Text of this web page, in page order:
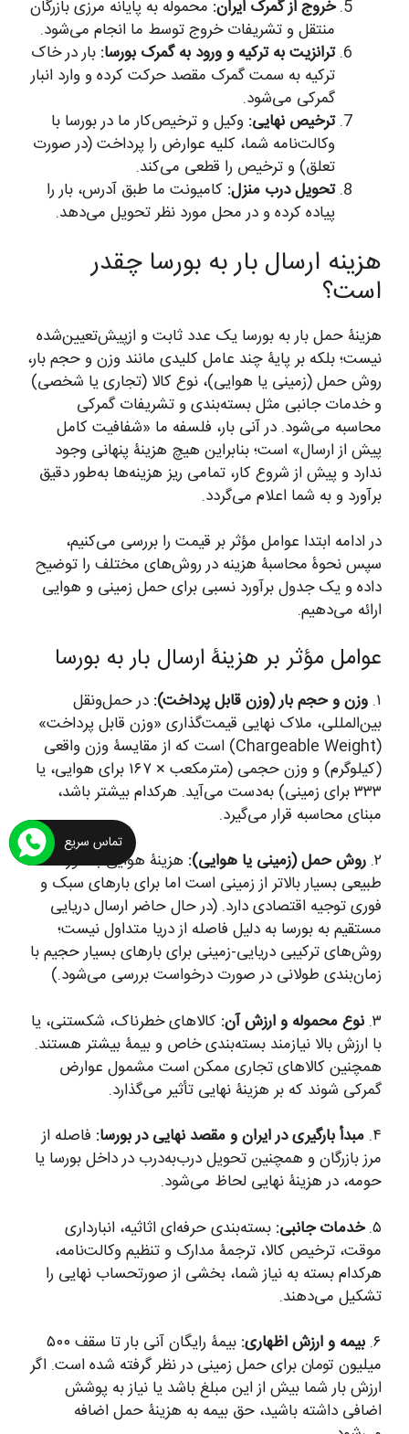
خروج از گمرک ایران:محموله به پایانه مرزی بازرگان
منتقل و تشریفات خروج توسط ما انجام می‌شود.
ترانزیت به ترکیه و ورود به گمرک بورسا:بار در خاک
ترکیه به سمت گمرک مقصد حرکت کرده و وارد انبار
گمرکی می‌شود.
ترخیص نهایی:وکیل و ترخیص‌کار ما در بورسا با
وکالت‌نامه شما، کلیه عوارض را پرداخت (در صورت
تعلق) و ترخیص را قطعی می‌کند.
تحویل درب منزل:کامیونت ما طبق آدرس، بار را
پیاده کرده و در محل مورد نظر تحویل می‌دهد.
هزینه ارسال بار به بورسا چقدر
است؟
هزینۀ حمل بار به بورسا یک عدد ثابت و ازپیش‌تعیین‌شده
نیست؛ بلکه بر پایۀ چند عامل کلیدی مانند وزن و حجم بار،
روش حمل (زمینی یا هوایی)، نوع کالا (تجاری یا شخصی)
و خدمات جانبی مثل بسته‌بندی و تشریفات گمرکی
محاسبه می‌شود. در آنی بار، فلسفه ما «شفافیت کامل
پیش از ارسال» است؛ بنابراین هیچ هزینۀ پنهانی وجود
ندارد و پیش از شروع کار، تمامی ریز هزینه‌ها به‌طور دقیق
برآورد و به شما اعلام می‌گردد.
در ادامه ابتدا عوامل مؤثر بر قیمت را بررسی می‌کنیم،
سپس نحوۀ محاسبۀ هزینه در روش‌های مختلف را توضیح
داده و یک جدول برآورد نسبی برای حمل زمینی و هوایی
ارائه می‌دهیم.
عوامل مؤثر بر هزینۀ ارسال بار به بورسا
۱. وزن و حجم بار (وزن قابل پرداخت):در حمل‌ونقل
بین‌المللی، ملاک نهایی قیمت‌گذاری «وزن قابل پرداخت»
(Chargeable Weight) است که از مقایسۀ وزن واقعی
(کیلوگرم) و وزن حجمی (مترمکعب × ۱۶۷ برای هوایی، یا
۳۳۳ برای زمینی) به‌دست می‌آید. هرکدام بیشتر باشد،
مبنای محاسبه قرار می‌گیرد.
۲. روش حمل (زمینی یا هوایی):هزینۀ هوایی به‌طور
طبیعی بسیار بالاتر از زمینی است اما برای بارهای سبک و
فوری توجیه اقتصادی دارد. (در حال حاضر ارسال دریایی
مستقیم به بورسا به دلیل فاصله از دریا متداول نیست؛
روش‌های ترکیبی دریایی-زمینی برای بارهای بسیار حجیم با
زمان‌بندی طولانی در صورت درخواست بررسی می‌شود.)
۳. نوع محموله و ارزش آن:کالاهای خطرناک، شکستنی، یا
با ارزش بالا نیازمند بسته‌بندی خاص و بیمۀ بیشتر هستند.
همچنین کالاهای تجاری ممکن است مشمول عوارض
گمرکی شوند که بر هزینۀ نهایی تأثیر می‌گذارد.
۴. مبدأ بارگیری در ایران و مقصد نهایی در بورسا:فاصله از
مرز بازرگان و همچنین تحویل درب‌به‌درب در داخل بورسا یا
حومه، در هزینۀ نهایی لحاظ می‌شود.
۵. خدمات جانبی:بسته‌بندی حرفه‌ای اثاثیه، انبارداری
موقت، ترخیص کالا، ترجمۀ مدارک و تنظیم وکالت‌نامه،
هرکدام بسته به نیاز شما، بخشی از صورتحساب نهایی را
تشکیل می‌دهند.
۶. بیمه و ارزش اظهاری:
بیمۀ رایگان آنی بار تا سقف ۵۰۰
میلیون تومان برای حمل زمینی در نظر گرفته شده است. اگر
ارزش بار شما بیش از این مبلغ باشد یا نیاز به پوشش
اضافی داشته باشید، حق بیمه به هزینۀ حمل اضافه
تماس سریع